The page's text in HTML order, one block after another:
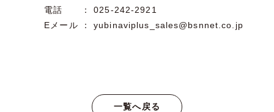
電話 ： 025-242-2921
Eメール ： yubinaviplus_sales@bsnnet.co.jp
一覧へ戻る